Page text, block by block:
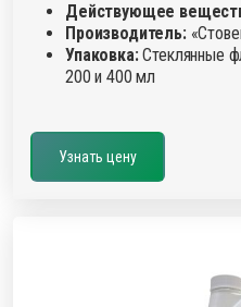
Действующее
Производитель:
Упаковка:Стеклянные
200 и 400 мл
Узнать цену